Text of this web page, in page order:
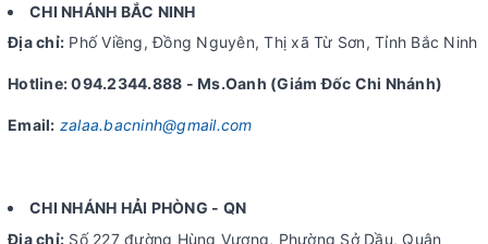
CHI NHÁNH BẮC NINH
Địa chỉ: Phố Viềng, Đồng Nguyên, Thị xã Từ Sơn, Tỉnh Bắc Ninh
Hotline: 094.2344.888 - Ms.Oanh (Giám Đốc Chi Nhánh)
Email: zalaa.bacninh@gmail.com
CHI NHÁNH HẢI PHÒNG - QN
Địa chỉ: Số 227 đường Hùng Vương, Phường Sở Dầu, Quận